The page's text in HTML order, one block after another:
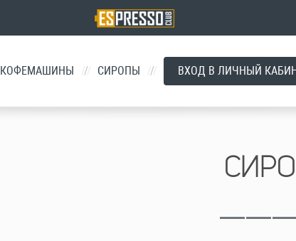
КОФЕМАШИНЫ / СИРОПЫ / ВХОД В ЛИЧНЫЙ